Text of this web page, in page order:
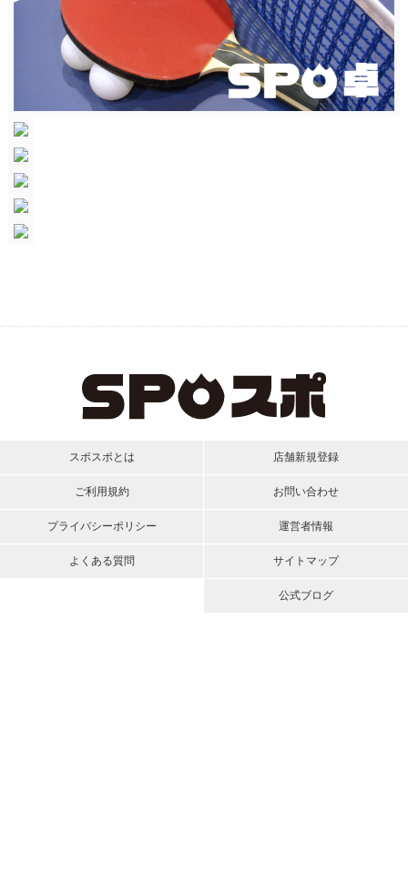
スポスポとは
ご利用規約
プライバシーポリシー
よくある質問
店舗新規登録
お問い合わせ
運営者情報
サイトマップ
公式ブログ